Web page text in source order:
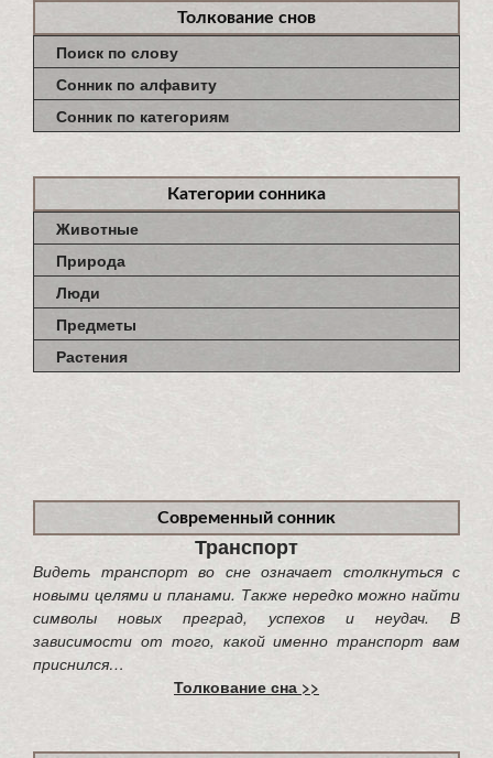
Толкование снов
Поиск по слову
Сонник по алфавиту
Сонник по категориям
Категории сонника
Животные
Природа
Люди
Предметы
Растения
Современный сонник
Транспорт
Видеть транспорт во сне означает столкнуться с
новыми целями и планами. Также нередко можно найти
символы новых преград, успехов и неудач. В
зависимости от того, какой именно транспорт вам
приснился…
Толкование сна >>